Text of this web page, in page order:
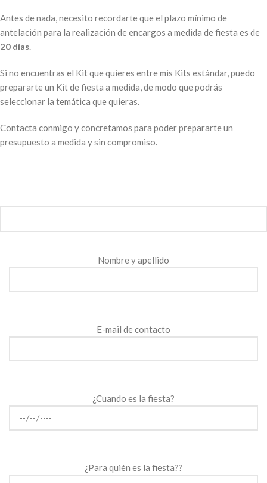
Antes de nada, necesito recordarte que el plazo mínimo de
antelación para la realización de encargos a medida de fiesta es de
20 días.
Si no encuentras el Kit que quieres entre mis Kits estándar, puedo
prepararte un Kit de fiesta a medida, de modo que podrás
seleccionar la temática que quieras.
Contacta conmigo y concretamos para poder prepararte un
presupuesto a medida y sin compromiso.
Nombre y apellido
E-mail de contacto
¿Cuando es la fiesta?
¿Para quién es la fiesta??